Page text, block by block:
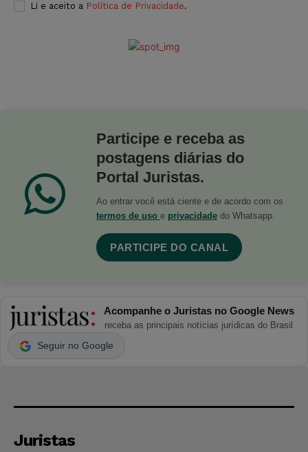
Li e aceito a Política de Privacidade.
Participe e receba as
postagens diárias do
Portal Juristas.
Ao entrar você está ciente e de acordo com os
termos de uso e privacidade do Whatsapp.
PARTICIPE DO CANAL
Acompanhe o Juristas no Google News
receba as principais notícias jurídicas do Brasil
Seguir no Google
Juristas